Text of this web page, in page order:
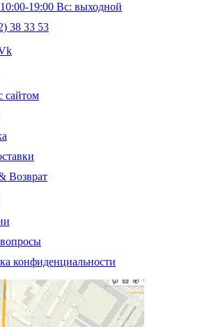
19:00 Вс: выходной
38 33 53
сайтом
Возврат
конфиденциальности